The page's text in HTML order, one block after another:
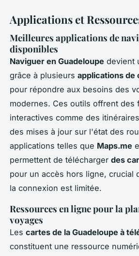
Applications et
Meilleures applications de
disponibles
Naviguer en Guadeloupe devient
grâce à plusieurs applications de
pour répondre aux besoins des
modernes. Ces outils offrent des
interactives comme des
des mises à jour sur l'état des
applications telles que Maps.me
permettent de télécharger des
pour un accès hors ligne, crucial
la connexion est limitée.
Ressources en ligne pour la
voyages
Les cartes de la Guadeloupe à
constituent une ressource